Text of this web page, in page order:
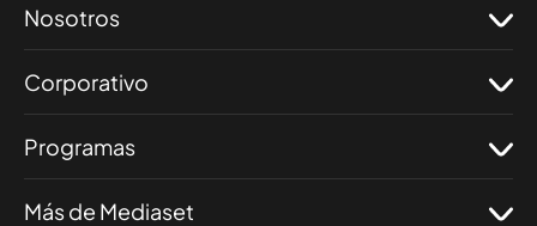
Nosotros
Corporativo
Programas
Más de Mediaset